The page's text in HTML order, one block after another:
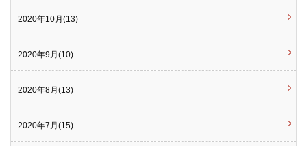
2020年10月(13)
2020年9月(10)
2020年8月(13)
2020年7月(15)